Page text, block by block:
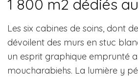
1 800 m2 dédiés
Les six cabines de soins, dont
dévoilent des murs en stuc
un esprit graphique emprunté
moucharabiehs. La lumière y